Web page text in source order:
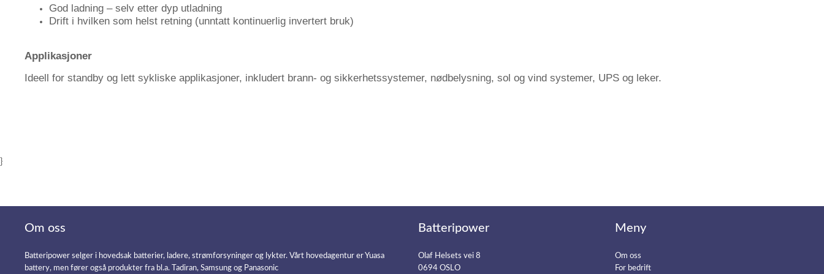
God ladning – selv etter dyp utladning
Drift i hvilken som helst retning (unntatt kontinuerlig invertert bruk)
Applikasjoner
Ideell for standby og lett sykliske applikasjoner, inkludert brann- og sikkerhetssystemer, nødbelysning, sol og vind systemer, UPS og leker.
}
Om oss
Batteripower selger i hovedsak batterier, ladere, strømforsyninger og lykter. Vårt hovedagentur er Yuasa
battery, men fører også produkter fra bl.a. Tadiran, Samsung og Panasonic
Batteripower
Olaf Helsets vei 8
0694 OSLO
Meny
Om oss
For bedrift